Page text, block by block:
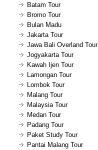
Batam Tour
Bromo Tour
Bulan Madu
Jakarta Tour
Jawa Bali Overland Tour
Jogyakarta Tour
Kawah Ijen Tour
Lamongan Tour
Lombok Tour
Malang Tour
Malaysia Tour
Medan Tour
Padang Tour
Paket Study Tour
Pantai Malang Tour